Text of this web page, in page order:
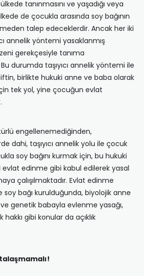
tanınmasını ve yaşadığı veya
de çocukla arasında soy bağının
talep edeceklerdir. Ancak her iki
annelik yöntemi yasaklanmış
gerekçesiyle tanıma
durumda taşıyıcı annelik yöntemi ile
birlikte hukuki anne ve baba olarak
tek yol, yine çocuğun evlat
türlü engellenemediğinden,
dahi, taşıyıcı annelik yolu ile çocuk
soy bağını kurmak için, bu hukuki
edinme gibi kabul edilerek yasal
çalışılmaktadır. Evlat edinme
bağı kurulduğunda, biyolojik anne
genetik babayla evlenme yasağı,
hakkı gibi konular da açıklık